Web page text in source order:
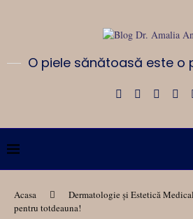
O piele sănătoasă este o
Acasa Dermatologie și Estetică
pentru totdeauna!